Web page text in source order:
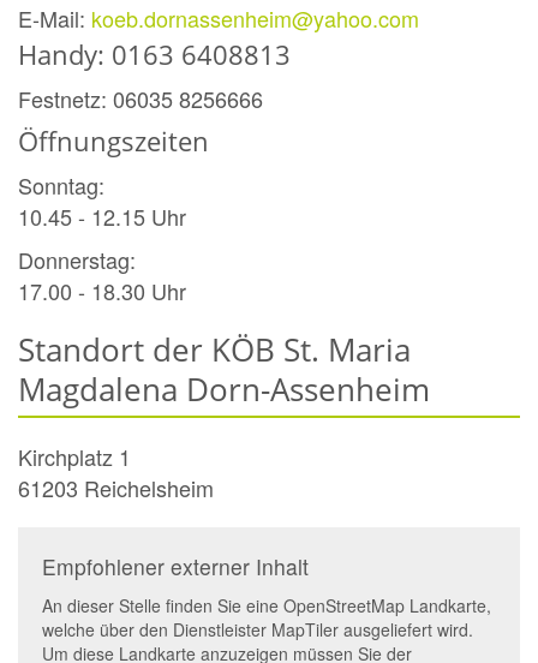
E-Mail: koeb.dornassenheim@yahoo.com
Handy: 0163 6408813
Festnetz: 06035 8256666
Öffnungszeiten
Sonntag:
10.45 - 12.15 Uhr
Donnerstag:
17.00 - 18.30 Uhr
Standort der KÖB St. Maria
Magdalena Dorn-Assenheim
Kirchplatz 1
61203 Reichelsheim
Empfohlener externer Inhalt
An dieser Stelle finden Sie eine OpenStreetMap Landkarte,
welche über den Dienstleister MapTiler ausgeliefert wird.
Um diese Landkarte anzuzeigen müssen Sie der